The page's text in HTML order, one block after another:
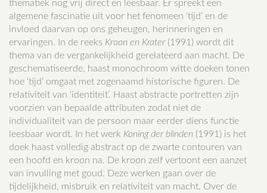
thematiek nog vrij direct en leesbaar. Er spreekt een
algemene fascinatie uit voor het fenomeen ‘tijd’ en de
invloed daarvan op ons geheugen, herinneringen en
ervaringen. In de reeks Kroon en Krater(1991) wordt dit
thema van de vergankelijkheid gerelateerd aan macht. De
geschematiseerde, haast monochroom witte doeken tonen
hoe ‘tijd’ omgaat met zogenaamd historische figuren. De
relativiteit van ‘identiteit’. Haast abstracte portretten zijn
voorzien van bepaalde attributen zodat niet de
individualiteit van de persoon maar eerder diens functie
leesbaar wordt. In het werk Koning der blinden (1991) is het
doek haast volledig abstract op de zwarte contouren van
een hoofd en kroon na. De kroon zelf vertoont een aanzet
van invulling met goud. Deze werken gaan over de
tijdelijkheid, misbruik en relativiteit van macht. Over de